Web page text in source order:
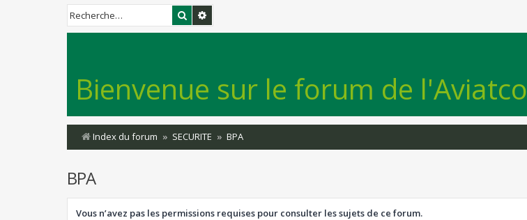
Rechercher
Bienvenue sur le forum de l'Aviatco
Index du forum SECURITE BPA
BPA
Vous n’avez pas les permissions requises pour consulter les sujets de ce forum.